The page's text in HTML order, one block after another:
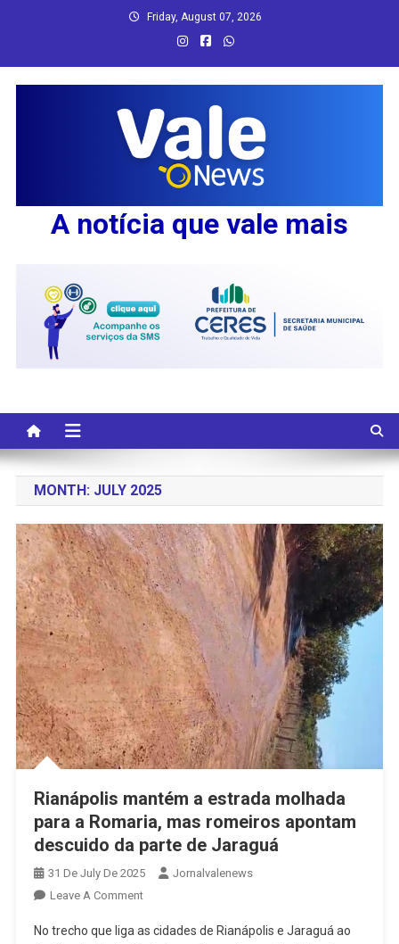
Friday, August 07, 2026
A notícia que vale mais
MONTH: JULY 2025
Rianápolis mantém a estrada molhada
para a Romaria, mas romeiros apontam
descuido da parte de Jaraguá
31 De July De 2025
Jornalvalenews
Leave A CommentOn
Mantém
No trecho que liga as cidades de Rianápolis e Jaraguá ao